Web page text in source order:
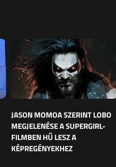
JASON MOMOA SZERINT LOBO
MEGJELENÉSE A SUPERGIRL-
FILMBEN HŰ LESZ A
KÉPREGÉNYEKHEZ